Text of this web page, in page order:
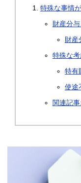
特殊な事情
財産分
財産
特殊な
特有
使途
関連記事: